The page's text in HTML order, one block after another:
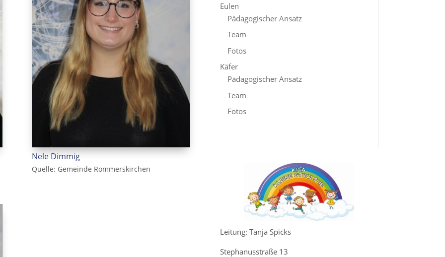
Nele Dimmig
Quelle: Gemeinde Rommerskirchen
Eulen
Pädagogischer Ansatz
Team
Fotos
Käfer
Pädagogischer Ansatz
Team
Fotos
Leitung: Tanja Spicks
Stephanusstraße 13